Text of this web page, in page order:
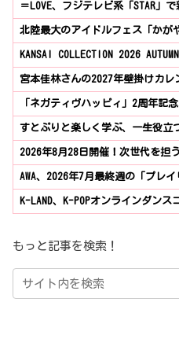
＝LOVE、フジテレビ系「STAR」
北陸最大のアイドルフェス「かが
KANSAI COLLECTION 2026
宮本佳林さんの2027年壁掛けカ
「ネガティヴハッピィ」2周年記
すとぷりと楽しく学ぶ、一生役立
2026年8月28日開催！次世代を担
AWA、2026年7月最終週の「プレ
K-LAND、K-POPオンラインダン
もっと記事を検索！